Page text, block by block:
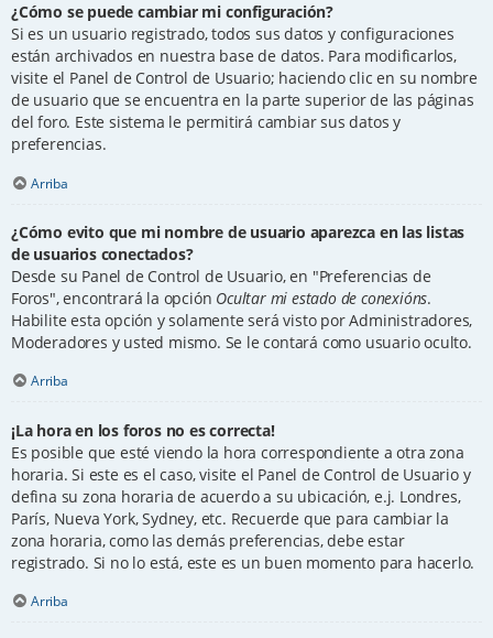
¿Cómo se puede cambiar mi configuración?
Si es un usuario registrado, todos sus datos y configuraciones
están archivados en nuestra base de datos. Para modificarlos,
visite el Panel de Control de Usuario; haciendo clic en su nombre
de usuario que se encuentra en la parte superior de las páginas
del foro. Este sistema le permitirá cambiar sus datos y
preferencias.
Arriba
¿Cómo evito que mi nombre de usuario aparezca en las listas
de usuarios conectados?
Desde su Panel de Control de Usuario, en "Preferencias de
Foros", encontrará la opción Ocultar mi estado de conexións.
Habilite esta opción y solamente será visto por Administradores,
Moderadores y usted mismo. Se le contará como usuario oculto.
Arriba
¡La hora en los foros no es correcta!
Es posible que esté viendo la hora correspondiente a otra zona
horaria. Si este es el caso, visite el Panel de Control de Usuario y
defina su zona horaria de acuerdo a su ubicación, e.j. Londres,
París, Nueva York, Sydney, etc. Recuerde que para cambiar la
zona horaria, como las demás preferencias, debe estar
registrado. Si no lo está, este es un buen momento para hacerlo.
Arriba